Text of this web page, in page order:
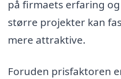
på firmaets erfaring
større projekter kan
mere attraktive.
Foruden prisfaktoren